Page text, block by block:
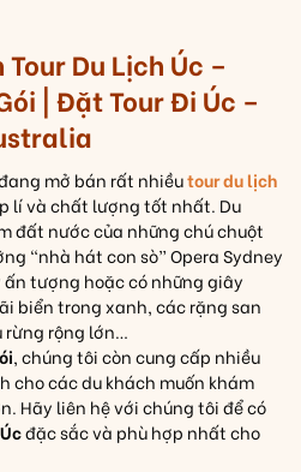
Du Lịch Úc –
| Đặt Tour Đi Úc –
mở bán rất nhiềutour du lịch
lí và chất lượng tốt nhất. Du
đất nước của những chú chuột
“nhà hát con sò” Opera Sydney
tượng hoặc có những giây
biển trong xanh, các rặng san
rừng rộng lớn…
, chúng tôi còn cung cấp nhiều
cho các du khách muốn khám
Hãy liên hệ với chúng tôi để có
đặc sắc và phù hợp nhất cho